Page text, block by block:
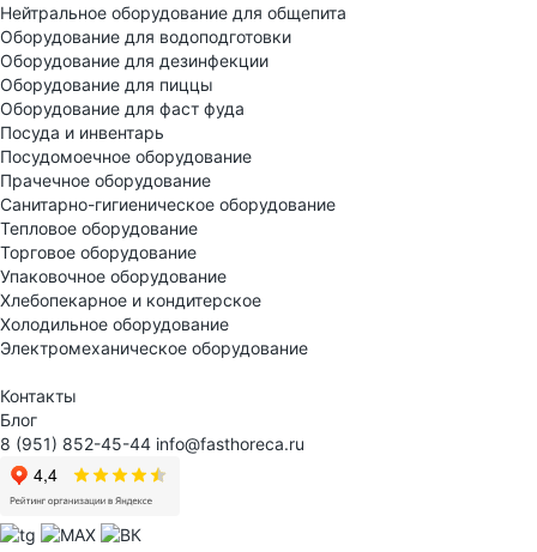
Нейтральное оборудование для общепита
Оборудование для водоподготовки
Оборудование для дезинфекции
Оборудование для пиццы
Оборудование для фаст фуда
Посуда и инвентарь
Посудомоечное оборудование
Прачечное оборудование
Санитарно-гигиеническое оборудование
Тепловое оборудование
Торговое оборудование
Упаковочное оборудование
Хлебопекарное и кондитерское
Холодильное оборудование
Электрoмеханическое оборудование
Контакты
Блог
8 (951) 852-45-44 info@fasthoreca.ru